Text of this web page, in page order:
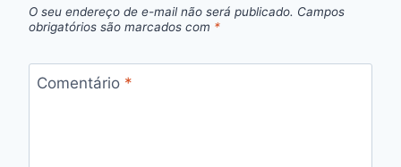
O seu endereço de e-mail não será publicado. Campos
obrigatórios são marcados com *
Comentário *